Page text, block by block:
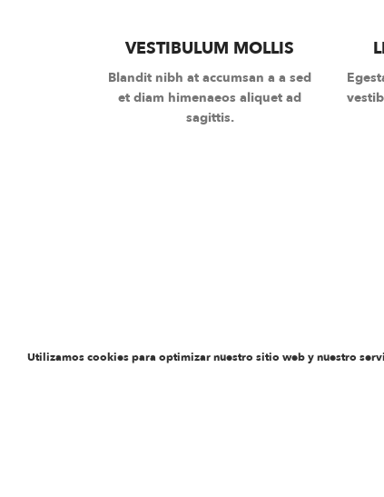
Utilizamos cookies para optimizar nuestro sitio web y nuestro
VESTIBULUM MOLLIS
Blandit nibh at accumsan a a sed
et diam himenaeos aliquet ad
sagittis.
Venenatis nam phasellus